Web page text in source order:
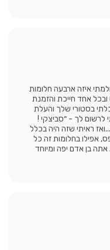
איזה ארבעה חלומות
אחד חייכת והזמנת
בסטורי שלך והעלת
שאתה תמיד אומר ובאתי לרשום לך - ״סביצקי !
ראיתי שזה היה בכלל
לא נתפס, אפילו בחלומות זה כל
בן אדם יפה ומיוחד